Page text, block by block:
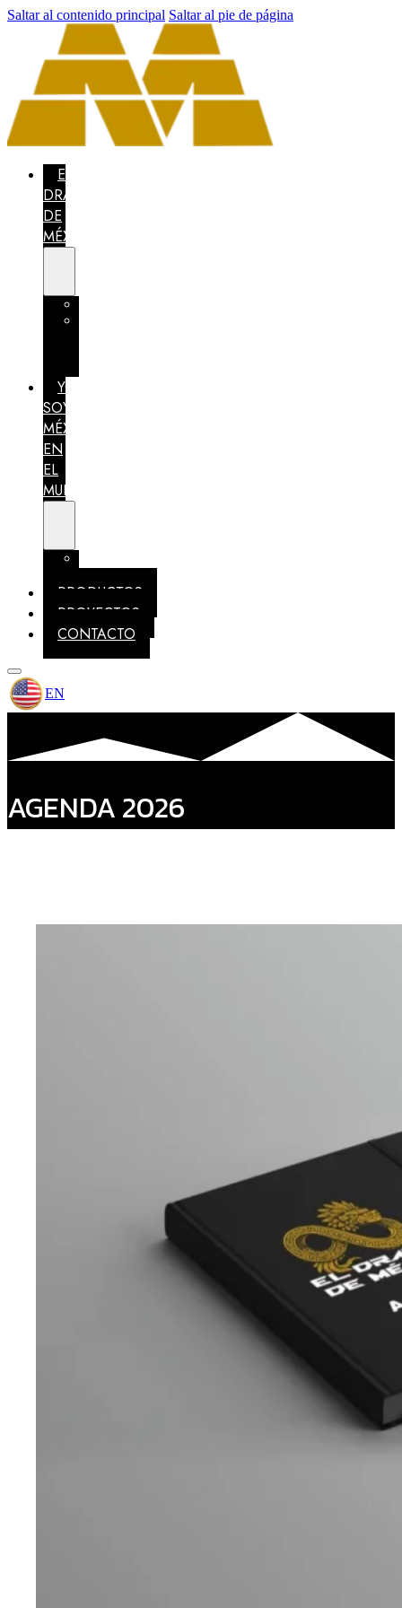
Saltar al contenido principal Saltar al pie de página
EL
DRAGÓN
DE
MÉXICO
YO
SOY
MÉXICO
EN
EL
MUNDO
PRODUCTOS
PROYECTOS
CONTACTO
EN
AGENDA 2026